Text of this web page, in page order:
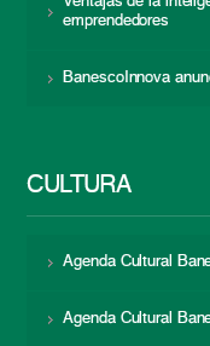
emprendedores
BanescoInnova
CULTURA
Agenda Cultural
Agenda Cultural